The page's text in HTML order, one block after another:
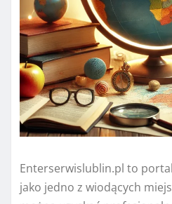
Enterserwislublin.pl to
jako jedno z wiodących